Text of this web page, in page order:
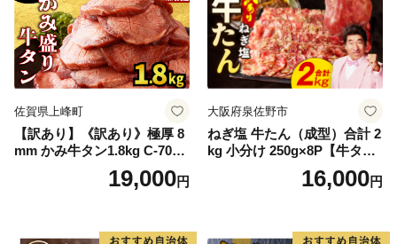
佐賀県上峰町
【訳あり】《訳あり》極厚 8
mm かみ牛タン1.8kg C-709-
19,000円
大阪府泉佐野市
ねぎ塩 牛たん（成型）合計 2
kg 小分け 250g×8P【牛タン
牛肉 焼肉用 薄切り 訳あり サ
16,000円